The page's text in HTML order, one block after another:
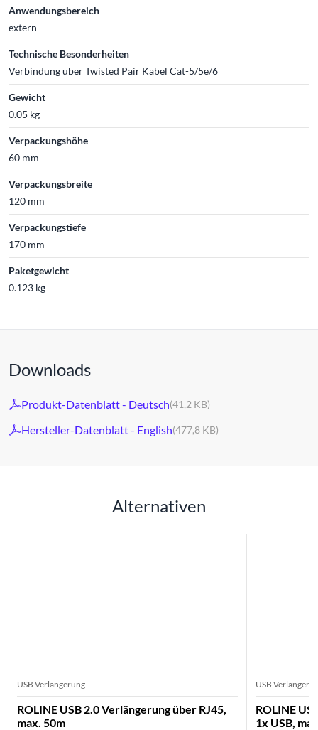
Anwendungsbereich
extern
Technische Besonderheiten
Verbindung über Twisted Pair Kabel Cat-5/5e/6
Gewicht
0.05 kg
Verpackungshöhe
60 mm
Verpackungsbreite
120 mm
Verpackungstiefe
170 mm
Paketgewicht
0.123 kg
Downloads
Produkt-Datenblatt - Deutsch(41,2 KB)
Hersteller-Datenblatt - English(477,8 KB)
Alternativen
USB Verlängerung
ROLINE USB 2.0 Verlängerung über RJ45,
max. 50m
USB
ROLINE
1x USB,